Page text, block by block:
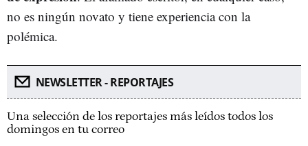
no es ningún novato y tiene experiencia con la
polémica.
NEWSLETTER - REPORTAJES
Una selección de los reportajes más leídos todos los
domingos en tu correo